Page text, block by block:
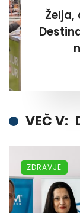
VEČ V:
ZDRAVJE